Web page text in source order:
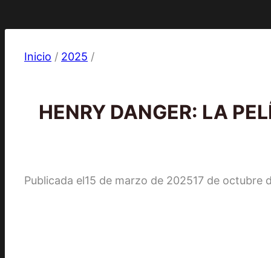
Inicio / 2025 /
HENRY DANGER: LA
Publicada el15 de marzo de 202517 de octubre